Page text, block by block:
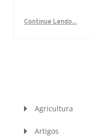
Continue Lendo...
Agricultura
Artigos